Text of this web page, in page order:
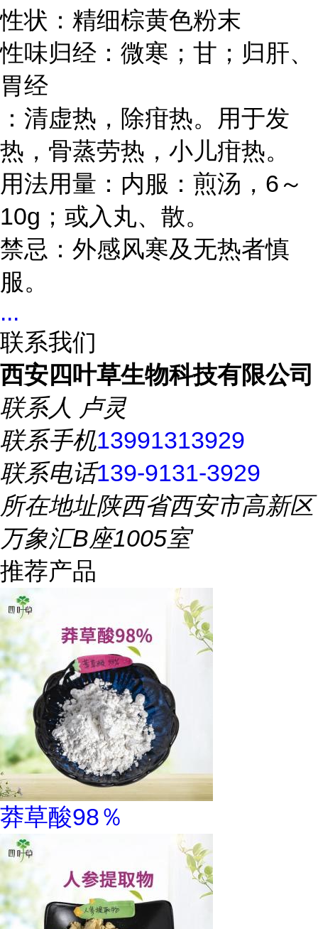
性状：精细棕黄色粉末
性味归经：微寒；甘；归肝、
胃经
：清虚热，除疳热。用于发
热，骨蒸劳热，小儿疳热。
用法用量：内服：煎汤， 6 ～
10g ；或入丸、散。
禁忌：外感风寒及无热者慎
服。
...
联系我们
西安四叶草生物科技有限公司
联系人 卢灵
联系手机13991313929
联系电话139-9131-3929
所在地址陕西省西安市高新区
万象汇B座1005室
推荐产品
莽草酸98％